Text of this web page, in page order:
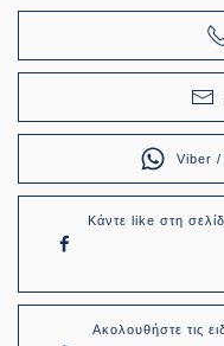
Viber /
Κάντε like στη
Ακολουθήστε τις